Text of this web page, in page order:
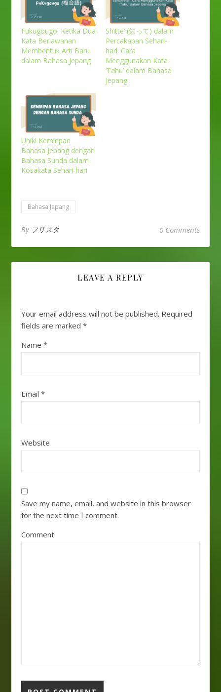
Fukugougo: Ketika Dua
Kata Berlawanan
Membentuk Arti Baru
dalam Bahasa Jepang
Shitte’ (知って) dalam
Percakapan Sehari-
hari: Cara
Menggunakan Kata
‘Tahu’ dalam Bahasa
Jepang
Unik! Kemiripan
Bahasa Jepang dengan
Bahasa Sunda dalam
Kosakata Sehari-hari
Bahasa Jepang
By フリスタ 0 Comments
LEAVE A REPLY
Your email address will not be published. Required
fields are marked *
Name *
Email *
Website
Save my name, email, and website in this browser
for the next time I comment.
Comment